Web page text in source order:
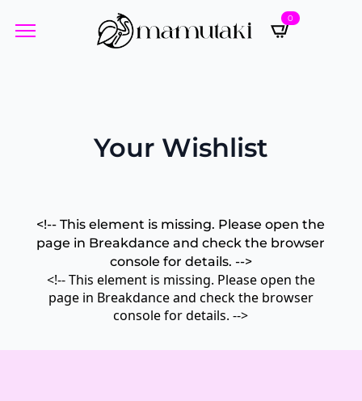
0
Your Wishlist
<!-- This element is missing. Please open the
page in Breakdance and check the browser
console for details. -->
<!-- This element is missing. Please open the
page in Breakdance and check the browser
console for details. -->